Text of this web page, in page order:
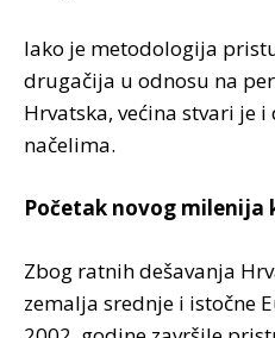
Iako je metodologija
drugačija u odnosu na
Hrvatska, većina stvari je
načelima.
Početak novog milenija
Zbog ratnih dešavanja
zemalja srednje i istočne